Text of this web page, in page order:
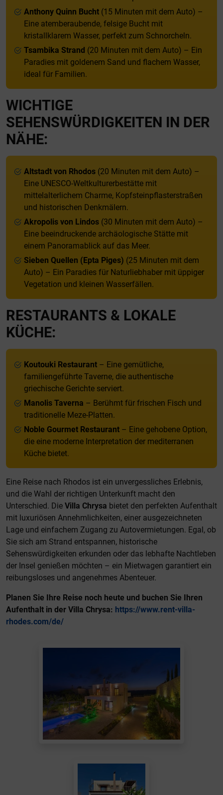
Anthony Quinn Bucht (15 Minuten mit dem Auto) –
Eine atemberaubende, felsige Bucht mit
kristallklarem Wasser, perfekt zum Schnorcheln.
Tsambika Strand (20 Minuten mit dem Auto) – Ein
Paradies mit goldenem Sand und flachem Wasser,
ideal für Familien.
WICHTIGE
SEHENSWÜRDIGKEITEN IN DER
NÄHE:
Altstadt von Rhodos (20 Minuten mit dem Auto) –
Eine UNESCO-Weltkulturerbestätte mit
mittelalterlichem Charme, Kopfsteinpflasterstraßen
und historischen Denkmälern.
Akropolis von Lindos (30 Minuten mit dem Auto) –
Eine beeindruckende archäologische Stätte mit
einem Panoramablick auf das Meer.
Sieben Quellen (Epta Piges) (25 Minuten mit dem
Auto) – Ein Paradies für Naturliebhaber mit üppiger
Vegetation und kleinen Wasserfällen.
RESTAURANTS & LOKALE
KÜCHE:
Koutouki Restaurant – Eine gemütliche,
familiengeführte Taverne, die authentische
griechische Gerichte serviert.
Manolis Taverna – Berühmt für frischen Fisch und
traditionelle Meze-Platten.
Noble Gourmet Restaurant – Eine gehobene Option,
die eine moderne Interpretation der mediterranen
Küche bietet.
Eine Reise nach Rhodos ist ein unvergessliches Erlebnis,
und die Wahl der richtigen Unterkunft macht den
Unterschied. Die Villa Chrysa bietet den perfekten Aufenthalt
mit luxuriösen Annehmlichkeiten, einer ausgezeichneten
Lage und einfachem Zugang zu Autovermietungen. Egal, ob
Sie sich am Strand entspannen, historische
Sehenswürdigkeiten erkunden oder das lebhafte Nachtleben
der Insel genießen möchten – ein Mietwagen garantiert ein
reibungsloses und angenehmes Abenteuer.
Planen Sie Ihre Reise noch heute und buchen Sie Ihren
Aufenthalt in der Villa Chrysa: https://www.rent-villa-
rhodes.com/de/